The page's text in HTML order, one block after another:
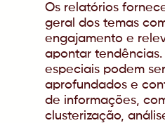
Os relatórios
geral dos temas
engajamento e
apontar tendências.
especiais podem
aprofundados e
de informações,
clusterização,